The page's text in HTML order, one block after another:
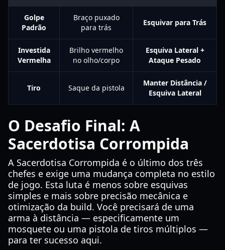
Golpe
Padrão
Braço puxado
para trás
Esquivar para Trás
Investida
Vermelha
Brilho vermelho
no olho/corpo
Esquiva Lateral +
Ataque Pesado
Tiro Saque da pistola
Manter Distância /
Esquiva Lateral
O Desafio Final: A
Sacerdotisa Corrompida
A Sacerdotisa Corrompida é o último dos três
chefes e exige uma mudança completa no estilo
de jogo. Esta luta é menos sobre esquivas
simples e mais sobre precisão mecânica e
otimização da build. Você precisará de uma
arma à distância — especificamente um
mosquete ou uma pistola de tiros múltiplos —
para ter sucesso aqui.